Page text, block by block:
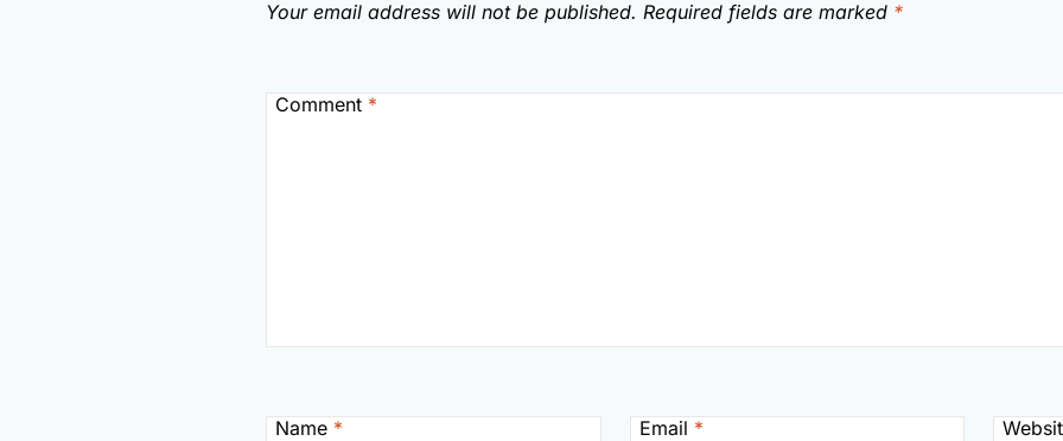
Your email address will not be published. Required fields are marked *
Comment *
Name * Email *